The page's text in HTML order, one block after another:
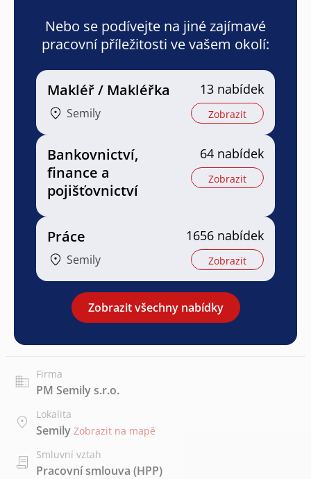
Nebo se podívejte na jiné zajímavé
pracovní příležitosti ve vašem okolí:
Makléř / Makléřka
Semily
13 nabídek
Zobrazit
Bankovnictví,
finance a
pojišťovnictví
64 nabídek
Zobrazit
Práce
Semily
1656 nabídek
Zobrazit
Zobrazit všechny nabídky
Firma
PM Semily s.r.o.
Lokalita
Semily Zobrazit na mapě
Smluvní vztah
Pracovní smlouva (HPP)